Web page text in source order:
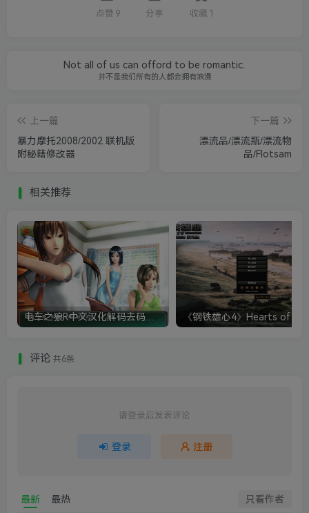
点赞 9 分享 收藏 1
Not all of us can offord to be romantic.
并不是我们所有的人都会拥有浪漫
上一篇
暴力摩托2008/2002 联机版
附秘籍修改器
下一篇
漂流品/漂流瓶/漂流物
品/Flotsam
相关推荐
评论 共6条
请登录后发表评论
登录 注册
最新 最热 只看作者